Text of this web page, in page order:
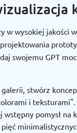
w wysokiej jakości
swojemu GPT
stwórz
i teksturami".
wstępny pomysł na